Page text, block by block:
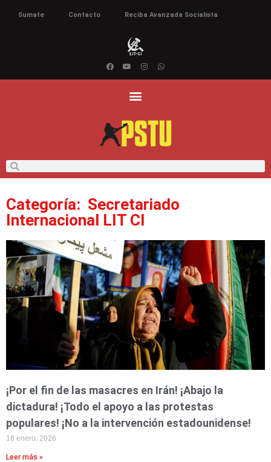
Sumate Contacto Reciba Avanzada Socialista
Categoría: Secretariado
Internacional LIT CI
¡Por el fin de las masacres en Irán! ¡Abajo la
dictadura! ¡Todo el apoyo a las protestas
populares! ¡No a la intervención estadounidense!
18 enero, 2026
Leer más »